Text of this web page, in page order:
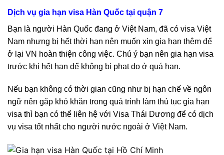
Dịch vụ gia hạn visa Hàn Quốc tại quận 7
Bạn là người Hàn Quốc đang ở Việt Nam, đã có visa Việt
Nam nhưng bị hết thời hạn nên muốn xin gia hạn thêm để
ở lại VN hoàn thiện công việc. Chú ý bạn nên gia hạn visa
trước khi hết hạn để không bị phạt do ở quá hạn.
Nếu bạn không có thời gian cũng như bị hạn chế về ngôn
ngữ nên gặp khó khăn trong quá trình làm thủ tục gia hạn
visa thì bạn có thể liên hệ với Visa Thái Dương để có dịch
vụ visa tốt nhất cho người nước ngoài ở Việt Nam.